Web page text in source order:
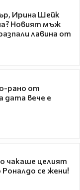
Ирина Шейк
Новият мъж
лавина от
рано от
дата вече е
чакаше целият
се жени!